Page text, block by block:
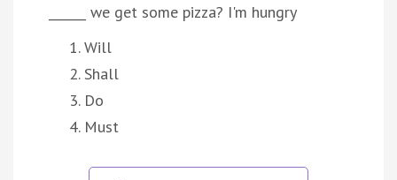
______ we get some pizza? I'm hungry
Will
Shall
Do
Must